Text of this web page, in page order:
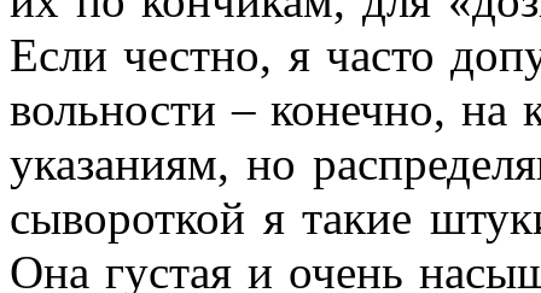
Если честно, я часто
вольности – конечно, на
указаниям, но
сывороткой я такие
Она густая и очень